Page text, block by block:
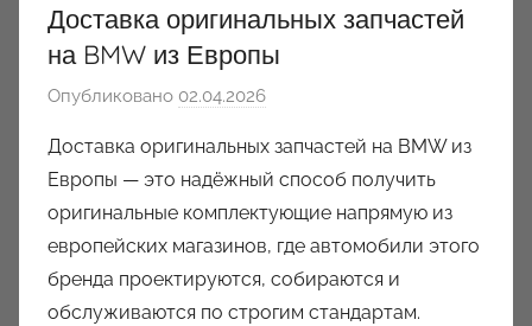
Доставка оригинальных запчастей
на BMW из Европы
Опубликовано 02.04.2026
т
о
р
о
м
a
Доставка оригинальных запчастей на BMW из
Европы — это надёжный способ получить
оригинальные комплектующие напрямую из
европейских магазинов, где автомобили этого
бренда проектируются, собираются и
обслуживаются по строгим стандартам.